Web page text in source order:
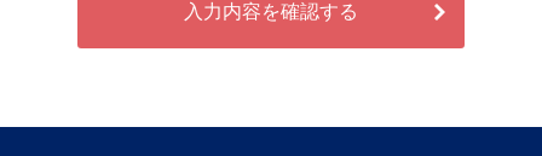
入力内容を確認する